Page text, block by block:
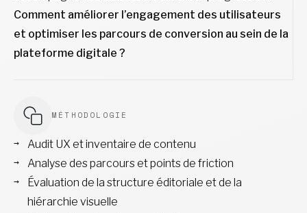
Comment améliorer l’engagement des utilisateurs
et optimiser les parcours de conversion au sein de la
plateforme digitale ?
MÉTHODOLOGIE
Audit UX et inventaire de contenu
Analyse des parcours et points de friction
Évaluation de la structure éditoriale et de la
hiérarchie visuelle